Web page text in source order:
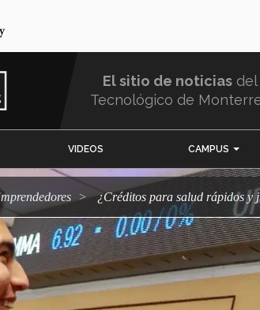
El sitio de noticias del
Tecnológico de
VIDEOS CAMPUS
emprendedores ¿Créditos para salud rápidos